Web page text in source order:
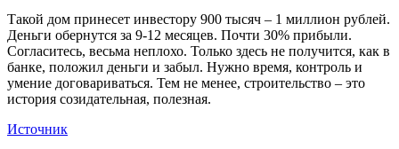
Такой дом принесет инвестору 900 тысяч – 1 миллион рублей.
Деньги обернутся за 9-12 месяцев. Почти 30% прибыли.
Согласитесь, весьма неплохо. Только здесь не получится, как в
банке, положил деньги и забыл. Нужно время, контроль и
умение договариваться. Тем не менее, строительство – это
история созидательная, полезная.
Источник